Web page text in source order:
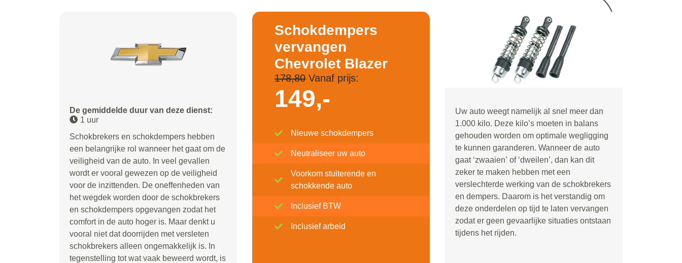
De gemiddelde duur van deze dienst:
1 uur
Schokbrekers en schokdempers hebben
een belangrijke rol wanneer het gaat om de
veiligheid van de auto. In veel gevallen
wordt er vooral gewezen op de veiligheid
voor de inzittenden. De oneffenheden van
het wegdek worden door de schokbrekers
en schokdempers opgevangen zodat het
comfort in de auto hoger is. Maar denkt u
vooral niet dat doorrijden met versleten
schokbrekers alleen ongemakkelijk is. In
tegenstelling tot wat vaak beweerd wordt, is
Schokdempers
vervangen
Chevrolet Blazer
178,80Vanaf prijs:
149,-
Nieuwe schokdempers
Neutraliseer uw auto
Voorkom stuiterende en
schokkende auto
Inclusief BTW
Inclusief arbeid
Uw auto weegt namelijk al snel meer dan
1.000 kilo. Deze kilo’s moeten in balans
gehouden worden om optimale wegligging
te kunnen garanderen. Wanneer de auto
gaat ‘zwaaien’ of ‘dweilen’, dan kan dit
zeker te maken hebben met een
verslechterde werking van de schokbrekers
en dempers. Daarom is het verstandig om
deze onderdelen op tijd te laten vervangen
zodat er geen gevaarlijke situaties ontstaan
tijdens het rijden.